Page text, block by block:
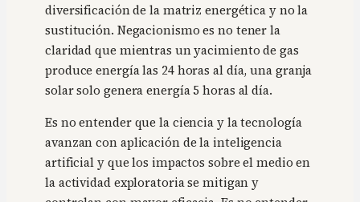
diversificación de la matriz energética y no la
sustitución. Negacionismo es no tener la
claridad que mientras un yacimiento de gas
produce energía las 24 horas al día, una granja
solar solo genera energía 5 horas al día.
Es no entender que la ciencia y la tecnología
avanzan con aplicación de la inteligencia
artificial y que los impactos sobre el medio en
la actividad exploratoria se mitigan y